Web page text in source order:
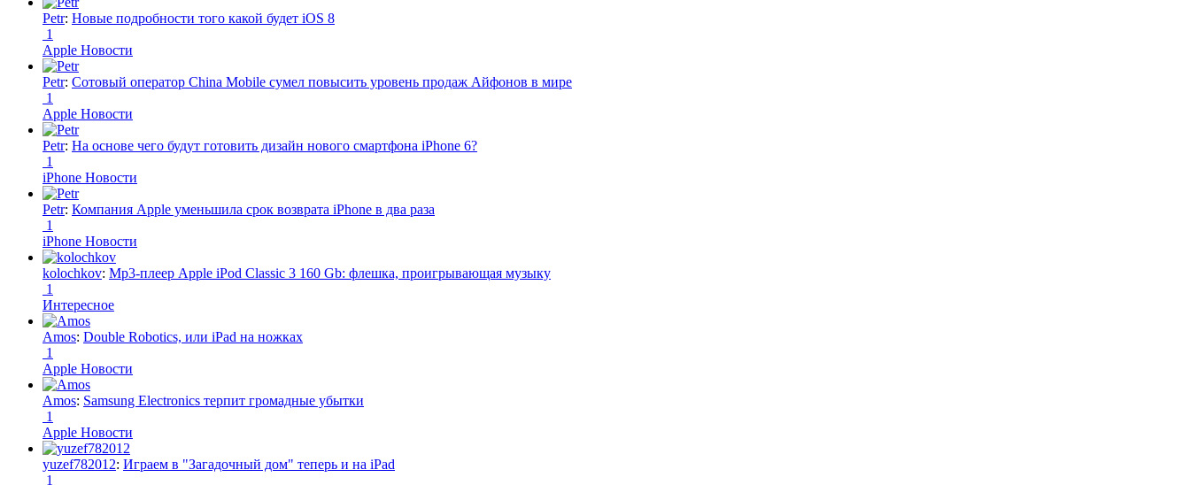
Petr: Новые подробности того какой будет iOS 8
1
Apple Новости
Petr: Сотовый оператор China Mobile сумел повысить уровень продаж Айфонов в мире
1
Apple Новости
Petr: На основе чего будут готовить дизайн нового смартфона iPhone 6?
1
iPhone Новости
Petr: Компания Apple уменьшила срок возврата iPhone в два раза
1
iPhone Новости
kolochkov: Mp3-плеер Apple iPod Classic 3 160 Gb: флешка, проигрывающая музыку
1
Интересное
Amos: Double Robotics, или iPad на ножках
1
Apple Новости
Amos: Samsung Electronics терпит громадные убытки
1
Apple Новости
yuzef782012: Играем в "Загадочный дом" теперь и на iPad
1